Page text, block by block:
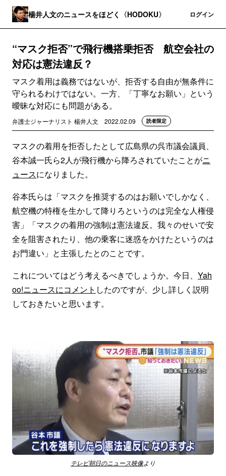
楊井人文のニュースをほどく〈HODOKU〉 ログイン
“マスク拒否”で飛行機搭乗拒否 航空会社の
対応は憲法違反？
マスク着用は義務ではないが、拒否する自由が無条件に
守られるわけではない。一方、「丁寧なお願い」という
曖昧な対応にも問題がある。
弁護士ジャーナリスト 楊井人文 2022.02.09 読者限定
マスクの着用を拒否したとして広島県の呉市議会議員、
谷本誠一氏ら2人が飛行機から降ろされていたことがニ
ュースになりました。
谷本氏らは「マスクを推奨するのはお願いでしかなく、
航空機の特権を生かして降りろというのは完全な人権侵
害」「マスクの着用の強制は憲法違反。我々のせいで安
全を阻害されたり、他の乗客に迷惑をかけたというのは
お門違い」と主張したとのことです。
これについてはどう考えるべきでしょうか。今日、 Yah
oo!ニュースにコメント したのですが、少し詳しく説明
しておきたいと思います。
テレビ朝日のニュース映像より